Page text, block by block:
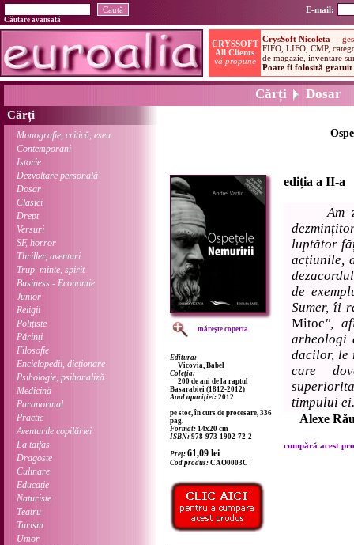
E-mail:
Căutare avansată
Cărți Dosar
Cărți
Monografie, critică, eseu
Contemporani
Istorie
Dezvoltare personală
Dosar
Clasici
Drept
Versuri
SF, horror
Thriller, aventuri
Trup, minte, spirit
Business - Economie
Junior
Religii
Polițiste
Părinți
Filosofie
Enciclopedii, dicționare
Psihologie, psihanaliză
Medicină
Paranormal
Practic
Aventurile copilăriei
La taifas
Dragoste
Culinare
Educație
Naturiste
Teatru
Turism
Umor
mărește coperta
Editura:
Vicovia, Babel
Coleția:
200 de ani de la raptul
Basarabiei (1812-2012)
Anul apariției: 2012
pe stoc, în curs de procesare, 336
pag.
Format: 14x20 cm
ISBN: 978-973-1902-72-2
Preț: 61,09 lei
Cod produs: CAO0003C
ediția a II-a
Am
luptător
acțiunile,
de
Sumer, îi
Mitoc",
arheologi
dacilor, le
care
timpului
Alexe
cumpără acest